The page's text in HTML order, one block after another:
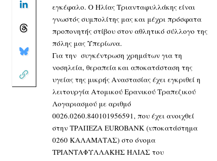
εγκέφαλο. Ο Ηλίας Τριανταφυλλάκης είναι
γνωστός συμπολίτης μας και μέχρι πρόσφατα
προπονητής στίβου στον αθλητικό σύλλογο της
πόλης μας Υπερίωνα.
Για την συγκέντρωση χρημάτων για τη
νοσηλεία, θεραπεία και αποκατάσταση της
υγείας της μικρής Αναστασίας έχει εγκριθεί η
λειτουργία Ατομικού Ερανικού Τραπεζικού
Λογαριασμού με αριθμό
0026.0260.840101956591, που έχει ανοιχθεί
στην ΤΡΑΠΕΖΑ EUROBANK (υποκατάστημα
0260 ΚΑΛΑΜΑΤΑΣ) στο όνομα
ΤΡΙΑΝΤΑΦΥΛΛΑΚΗΣ ΗΛΙΑΣ του